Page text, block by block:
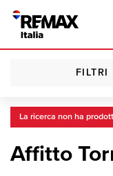
FILTRI
La ricerca non ha
Affitto